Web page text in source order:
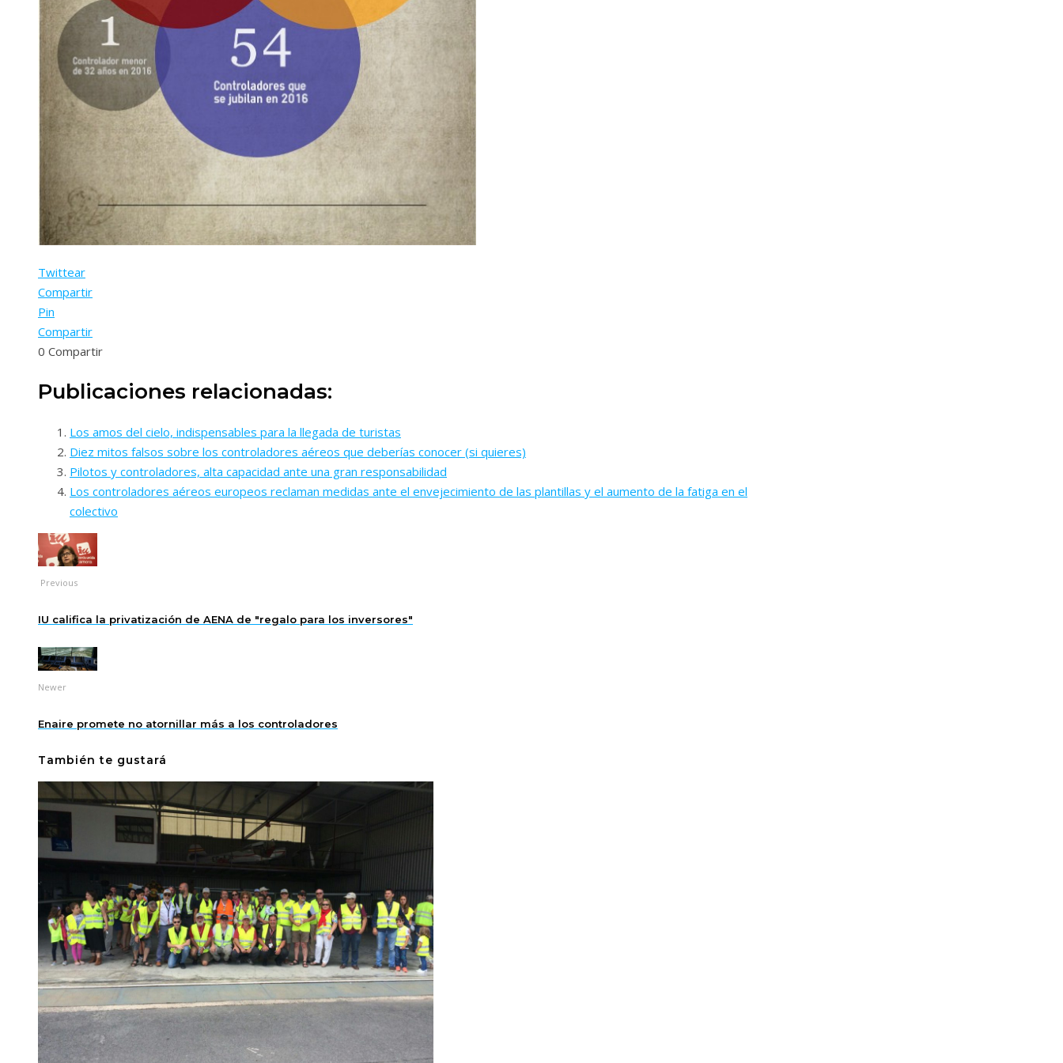
Twittear
Compartir
Pin
Compartir
0 Compartir
Publicaciones relacionadas:
Los amos del cielo, indispensables para la llegada de turistas
Diez mitos falsos sobre los controladores aéreos que deberías conocer (si quieres)
Pilotos y controladores, alta capacidad ante una gran responsabilidad
Los controladores aéreos europeos reclaman medidas ante el envejecimiento de las plantillas y el aumento de la fatiga en el
colectivo
Previous
IU califica la privatización de AENA de "regalo para los inversores"
Newer
Enaire promete no atornillar más a los controladores
También te gustará